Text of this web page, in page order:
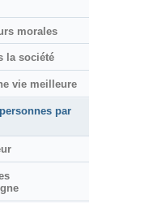
morales
la société
vie meilleure
par